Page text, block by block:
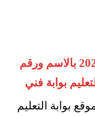
رابط موقع نتيجه الدبلومات الفنيه 2025 بالاسم ورقم
بوابة فني
بوابة التعليم